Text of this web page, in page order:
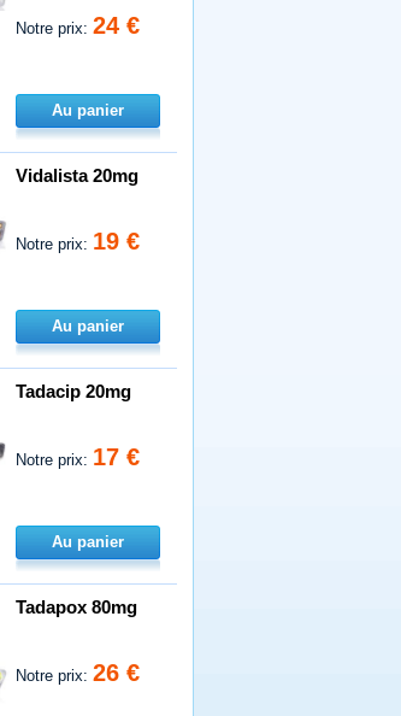
Notre prix:24 €
Au panier
Vidalista 20mg
Notre prix: 19 €
Au panier
Tadacip 20mg
Notre prix: 17 €
Au panier
Tadapox 80mg
Notre prix:26 €